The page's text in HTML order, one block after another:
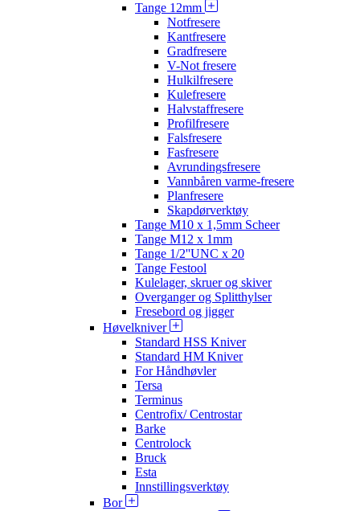
Tange 12mm
Notfresere
Kantfresere
Gradfresere
V-Not fresere
Hulkilfresere
Kulefresere
Halvstaffresere
Profilfresere
Falsfresere
Fasfresere
Avrundingsfresere
Vannbåren varme-fresere
Planfresere
Skapdørverktøy
Tange M10 x 1,5mm Scheer
Tange M12 x 1mm
Tange 1/2''UNC x 20
Tange Festool
Kulelager, skruer og skiver
Overganger og Splitthylser
Fresebord og jigger
Høvelkniver
Standard HSS Kniver
Standard HM Kniver
For Håndhøvler
Tersa
Terminus
Centrofix/ Centrostar
Barke
Centrolock
Bruck
Esta
Innstillingsverktøy
Bor